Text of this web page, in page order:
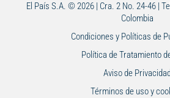
El País S.A. © 2026 | Cra. 2 No. 24-46 |
Colombia
Condiciones y Políticas de
Política de Tratamiento
Aviso de Privacidad
Términos de uso y